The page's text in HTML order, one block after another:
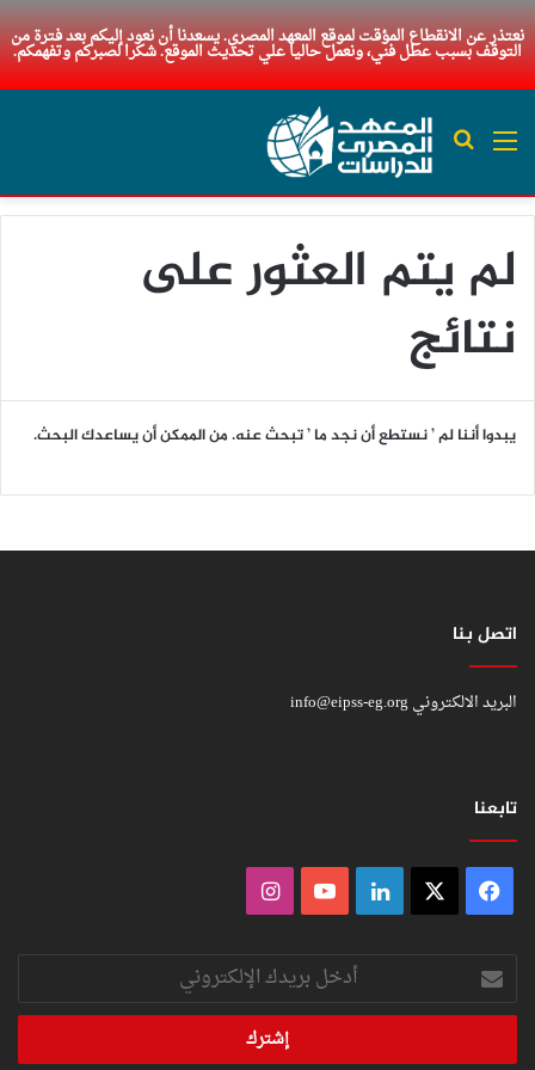
نعتذر عن الانقطاع المؤقت لموقع المعهد المصري. يسعدنا أن نعود إليكم بعد فترة من
التوقف بسبب عطل فني، ونعمل حاليا علي تحديث الموقع. شكرا لصبركم وتفهمكم.
القائمة بحث عن
لم يتم العثور على
نتائج
يبدوا أننا لم ’ نستطع أن نجد ما ’ تبحث عنه. من الممكن أن يساعدك البحث.
اتصل بنا
البريد الالكترونيinfo@eipss-eg.org
تابعنا
فيسبوك لينكدإن ‫YouTube
أدخل
بريدك
الإلكتروني